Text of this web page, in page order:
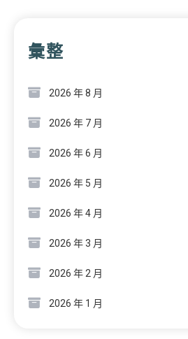
彙整
2026 年 8 月
2026 年 7 月
2026 年 6 月
2026 年 5 月
2026 年 4 月
2026 年 3 月
2026 年 2 月
2026 年 1 月